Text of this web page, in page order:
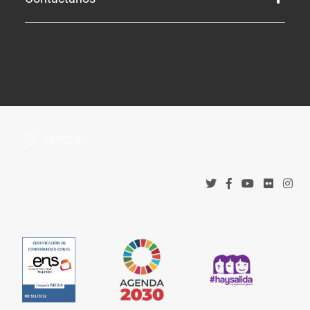
Tribunal Administrativo de Recursos Contractuales